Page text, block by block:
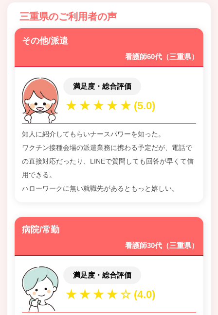
三重県のご利用者の声
その他/派遣
看護師60代（三重県）
満足度・総合評価
知人に紹介してもらいナースパワーを知った。
ワクチン接種会場の派遣業務に携わる予定だが、電話で
の直接対応だったり、LINEで質問しても回答が早くて信
用できる。
ハローワークに無い就職先があるともっと嬉しい。
病院/常勤
看護師30代（三重県）
満足度・総合評価